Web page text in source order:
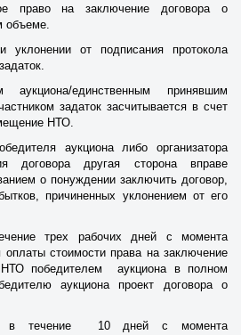
право на заключение договора о
объеме.
уклонении от подписания протокола
аукциона/единственным принявшим
задаток засчитывается в счет
НТО.
аукциона либо организатора
договора другая сторона вправе
о понуждении заключить договор,
причиненных уклонением от его
трех рабочих дней с момента
оплаты стоимости права на заключение
победителем аукциона в полном
аукциона проект договора о
в течение 10 дней с момента